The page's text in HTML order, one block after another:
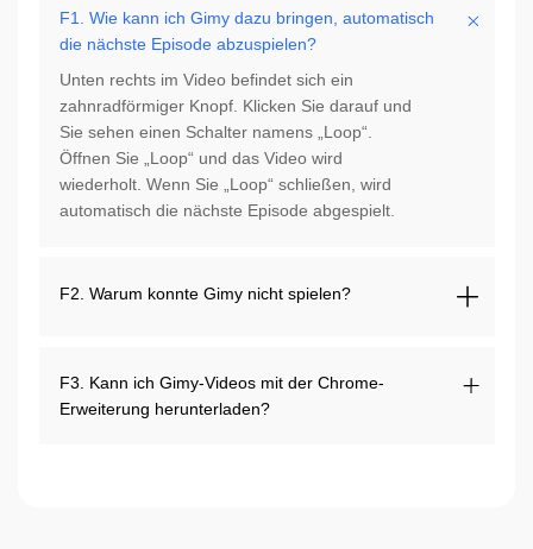
F1. Wie kann ich Gimy dazu bringen, automatisch
die nächste Episode abzuspielen?
Unten rechts im Video befindet sich ein
zahnradförmiger Knopf. Klicken Sie darauf und
Sie sehen einen Schalter namens „Loop“.
Öffnen Sie „Loop“ und das Video wird
wiederholt. Wenn Sie „Loop“ schließen, wird
automatisch die nächste Episode abgespielt.
F2. Warum konnte Gimy nicht spielen?
F3. Kann ich Gimy-Videos mit der Chrome-
Erweiterung herunterladen?